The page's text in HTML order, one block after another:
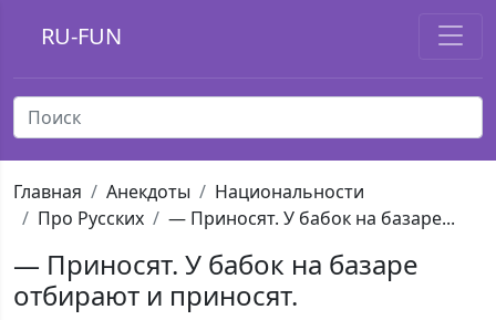
RU-FUN
Главная Анекдоты
Национальности
Про Русских
— Приносят. У бабок на базаре...
— Приносят. У бабок на базаре
отбирают и приносят.